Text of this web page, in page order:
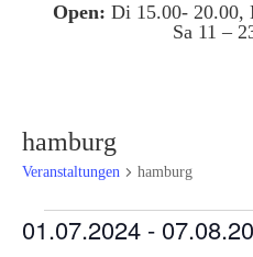
Open: Di 15.00- 20.00,
Sa 11 –
hamburg
Veranstaltungen hamburg
Veranstaltungen
01.07.2024 -